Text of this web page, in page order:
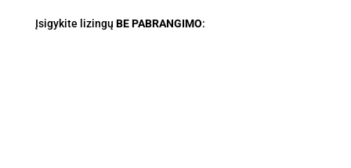
460
Įsigykite lizingų BE PABRANGIMO: